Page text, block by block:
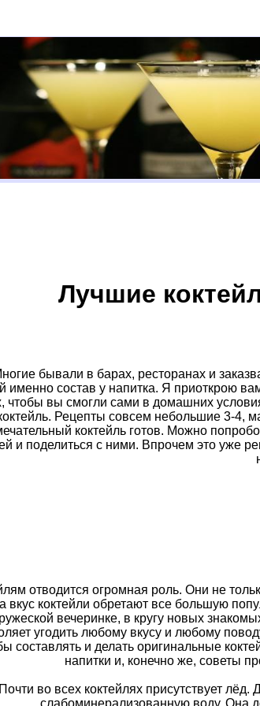
Лучшие
бывали в барах, ресторанах и
именно состав у напитка. Я приоткрою
чтобы вы смогли сами в домашних
Рецепты совсем небольшие 3-4,
коктейль готов. Можно
и поделиться с ними. Впрочем это уже
отводится огромная роль. Они не
вкус коктейли обретают все большую
вечеринке, в кругу новых
угодить любому вкусу и любому
составлять и делать оригинальные
напитки и, конечно же, советы
Почти во всех коктейлях присутствует
слабоминерализованную воду. Она